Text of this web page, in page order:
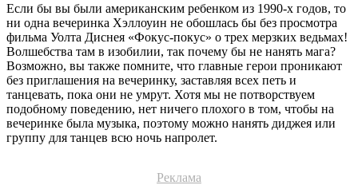
Если бы вы были американским ребенком из 1990-х годов, то
ни одна вечеринка Хэллоуин не обошлась бы без просмотра
фильма Уолта Диснея «Фокус-покус» о трех мерзких ведьмах!
Волшебства там в изобилии, так почему бы не нанять мага?
Возможно, вы также помните, что главные герои проникают
без приглашения на вечеринку, заставляя всех петь и
танцевать, пока они не умрут. Хотя мы не потворствуем
подобному поведению, нет ничего плохого в том, чтобы на
вечеринке была музыка, поэтому можно нанять диджея или
группу для танцев всю ночь напролет.
Реклама